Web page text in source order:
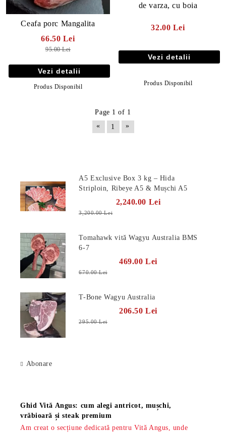
Ceafa porc Mangalita
66.50 Lei
95.00 Lei
Vezi detalii
Produs Disponibil
de varza, cu boia
32.00 Lei
Vezi detalii
Produs Disponibil
Page 1 of 1
«
1 »
A5 Exclusive Box 3 kg – Hida
Striploin, Ribeye A5 & Mușchi A5
2,240.00 Lei
3,200.00 Lei
Tomahawk vită Wagyu Australia BMS
6-7
469.00 Lei
670.00 Lei
T-Bone Wagyu Australia
206.50 Lei
295.00 Lei
Abonare
Ghid Vită Angus: cum alegi antricot, mușchi,
vrăbioară și steak premium
Am creat o secțiune dedicată pentru Vită Angus, unde